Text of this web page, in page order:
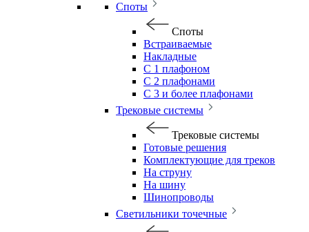
Споты
Споты
Встраиваемые
Накладные
С 1 плафоном
С 2 плафонами
С 3 и более плафонами
Трековые системы
Трековые системы
Готовые решения
Комплектующие для треков
На струну
На шину
Шинопроводы
Светильники точечные